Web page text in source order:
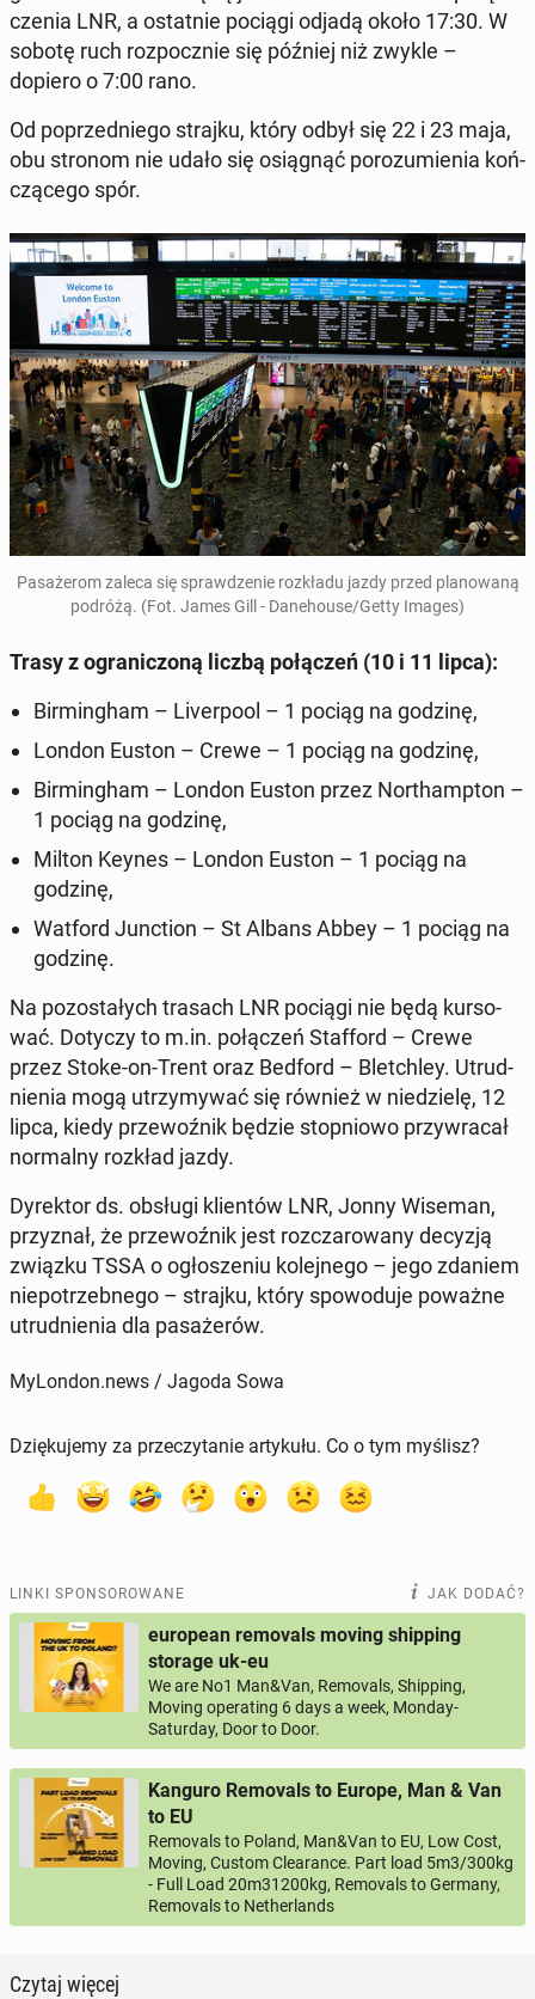
cze­nia LNR, a ostat­nie pociągi odjadą około 17:30. W
sobotę ruch roz­pocz­nie się później niż zwykle –
dopiero o 7:00 rano.
Od po­przed­nie­go strajku, który odbył się 22 i 23 maja,
obu stronom nie udało się osią­gnąć po­ro­zu­mie­nia koń­
czą­ce­go spór.
Pa­sa­że­rom zaleca się spraw­dze­nie roz­kła­du jazdy przed pla­no­wa­ną
podróżą. (Fot. James Gill - Da­ne­ho­use/Getty Images)
Trasy z ogra­ni­czo­ną liczbą po­łą­czeń (10 i 11 lipca):
Bir­ming­ham – Li­ver­po­ol – 1 pociąg na godzinę,
London Euston – Crewe – 1 pociąg na godzinę,
Bir­ming­ham – London Euston przez Nor­thamp­ton –
1 pociąg na godzinę,
Milton Keynes – London Euston – 1 pociąg na
godzinę,
Watford Junc­tion – St Albans Abbey – 1 pociąg na
godzinę.
Na po­zo­sta­łych trasach LNR pociągi nie będą kur­so­
wać. Dotyczy to m.in. po­łą­czeń Staf­ford – Crewe
przez Stoke-on-Trent oraz Bedford – Blet­chley. Utrud­
nie­nia mogą utrzy­my­wać się również w nie­dzie­lę, 12
lipca, kiedy prze­woź­nik będzie stop­nio­wo przy­wra­cał
nor­mal­ny rozkład jazdy.
Dy­rek­tor ds. obsługi klien­tów LNR, Jonny Wiseman,
przy­znał, że prze­woź­nik jest roz­cza­ro­wa­ny decyzją
związku TSSA o ogło­sze­niu ko­lej­ne­go – jego zdaniem
nie­po­trzeb­ne­go – strajku, który spo­wo­du­je poważne
utrud­nie­nia dla pa­sa­że­rów.
MyLondon.news / Jagoda Sowa
Dziękujemy za przeczytanie artykułu. Co o tym myślisz?
LINKI SPONSOROWANE JAK DODAĆ?
european removals moving shipping
storage uk-eu
We are No1 Man&Van, Removals, Shipping,
Moving operating 6 days a week, Monday-
Saturday, Door to Door.
Kanguro Removals to Europe, Man & Van
to EU
Removals to Poland, Man&Van to EU, Low Cost,
Moving, Custom Clearance. Part load 5m3/300kg
- Full Load 20m31200kg, Removals to Germany,
Removals to Netherlands
Czytaj więcej